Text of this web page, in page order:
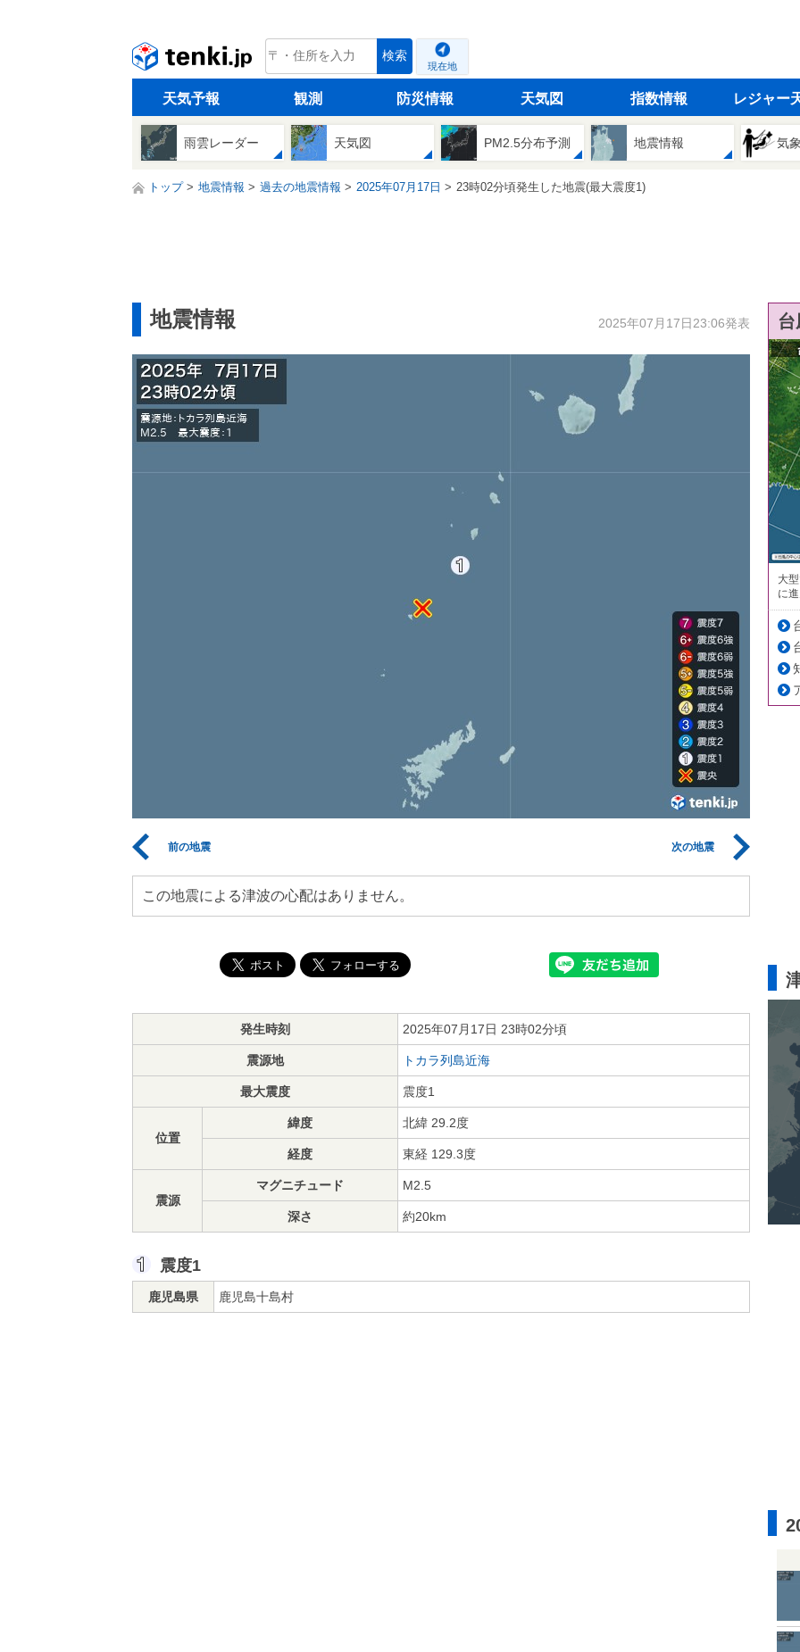
tenki.jp 検索
現在地
天気予報 観測 防災情報 天気図 指数情報 レジャー
雨雲レーダー 天気図 PM2.5分布予測 地震情報 気
トップ 地震情報 過去の地震情報 2025年07月17日 23時02分頃発生した地震(最大震度1)
地震情報 2025年07月17日23:06発表
前の地震 次の地震
この地震による津波の心配はありません。
発生時刻 2025年07月17日 23時02分頃
震源地 トカラ列島近海
最大震度 震度1
位置
緯度 北緯 29.2度
経度 東経 129.3度
震源
マグニチュード M2.5
深さ 約20km
震度1
鹿児島県 鹿児島十島村
大
に